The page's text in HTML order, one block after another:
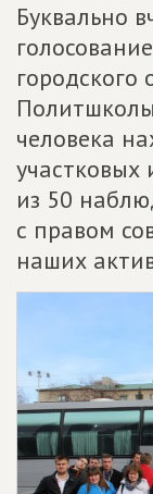
Буквально
городского
человека
участковых
из 50
с правом
наших